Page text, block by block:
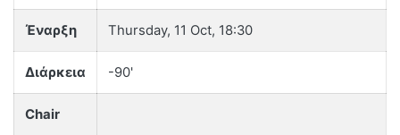
Έναρξη Thursday, 11 Oct, 18:30
Διάρκεια -90'
Chair